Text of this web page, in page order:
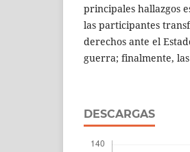
principales hallazgos
las participantes
derechos ante el
guerra; finalmente,
DESCARGAS